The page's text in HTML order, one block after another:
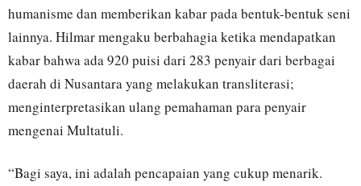
humanisme dan memberikan kabar pada bentuk-bentuk seni
lainnya. Hilmar mengaku berbahagia ketika mendapatkan
kabar bahwa ada 920 puisi dari 283 penyair dari berbagai
daerah di Nusantara yang melakukan transliterasi;
menginterpretasikan ulang pemahaman para penyair
mengenai Multatuli.
“Bagi saya, ini adalah pencapaian yang cukup menarik.